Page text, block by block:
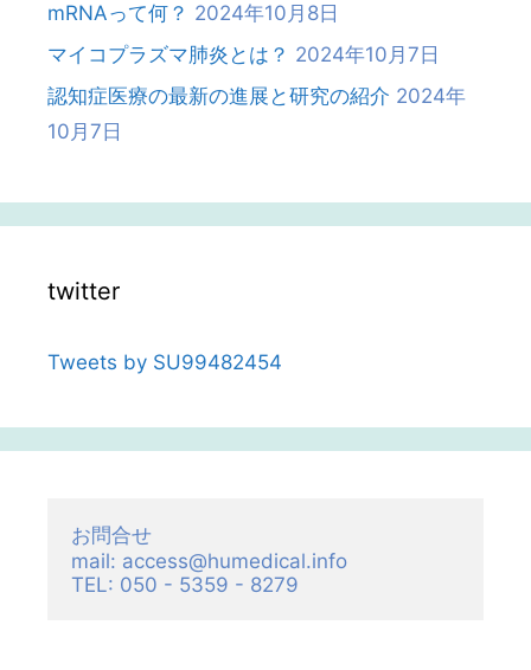
mRNAって何？ 2024年10月8日
マイコプラズマ肺炎とは？ 2024年10月7日
認知症医療の最新の進展と研究の紹介 2024年
10月7日
twitter
Tweets by SU99482454
お問合せ
mail: access@humedical.info
TEL: 050 - 5359 - 8279